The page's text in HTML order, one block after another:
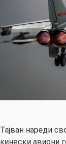
Тајван нареди
кинески авиони